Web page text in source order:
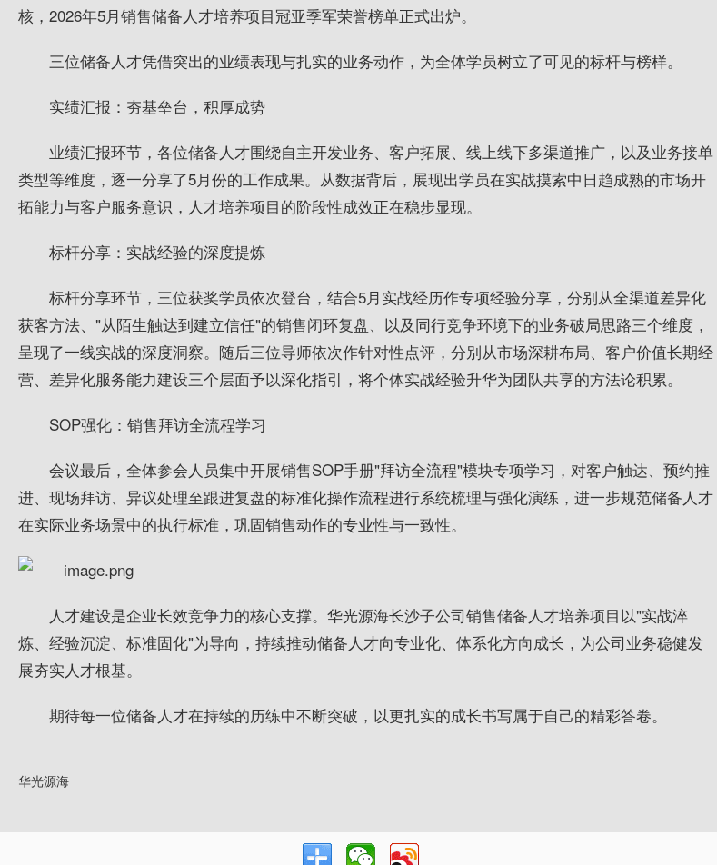
核，2026年5月销售储备人才培养项目冠亚季军荣誉榜单正式出炉。
三位储备人才凭借突出的业绩表现与扎实的业务动作，为全体学员树立了可见的标杆与榜样。
实绩汇报：夯基垒台，积厚成势
业绩汇报环节，各位储备人才围绕自主开发业务、客户拓展、线上线下多渠道推广，以及业务接单
类型等维度，逐一分享了5月份的工作成果。从数据背后，展现出学员在实战摸索中日趋成熟的市场开
拓能力与客户服务意识，人才培养项目的阶段性成效正在稳步显现。
标杆分享：实战经验的深度提炼
标杆分享环节，三位获奖学员依次登台，结合5月实战经历作专项经验分享，分别从全渠道差异化
获客方法、"从陌生触达到建立信任"的销售闭环复盘、以及同行竞争环境下的业务破局思路三个维度，
呈现了一线实战的深度洞察。随后三位导师依次作针对性点评，分别从市场深耕布局、客户价值长期经
营、差异化服务能力建设三个层面予以深化指引，将个体实战经验升华为团队共享的方法论积累。
SOP强化：销售拜访全流程学习
会议最后，全体参会人员集中开展销售SOP手册"拜访全流程"模块专项学习，对客户触达、预约推
进、现场拜访、异议处理至跟进复盘的标准化操作流程进行系统梳理与强化演练，进一步规范储备人才
在实际业务场景中的执行标准，巩固销售动作的专业性与一致性。
人才建设是企业长效竞争力的核心支撑。 华光源海长沙子公司销售储备人才培养项目以"实战淬
炼、经验沉淀、标准固化"为导向，持续推动储备人才向专业化、体系化方向成长，为公司业务稳健发
展夯实人才根基。
期待每一位储备人才在持续的历练中不断突破，以更扎实的成长书写属于自己的精彩答卷。
华光源海